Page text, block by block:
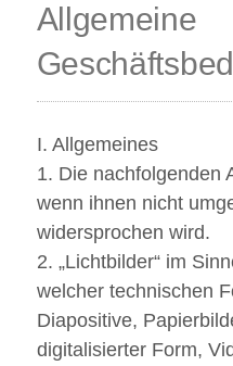
Allgemeine
I. Allgemeines
1. Die nachfolgenden
wenn ihnen nicht
widersprochen wird.
2. „Lichtbilder“ im
welcher technischen
Diapositive,
digitalisierter Form,